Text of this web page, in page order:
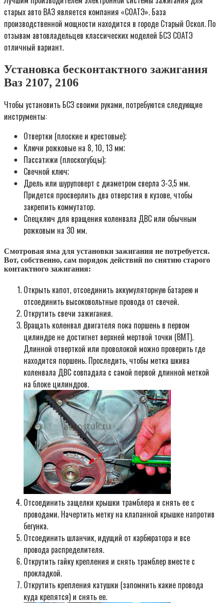
старых авто ВАЗ является компания «СОАТЭ». База
производственной мощности находится в городе Старый Оскол. По
отзывам автовладельцев классических моделей БСЗ СОАТЭ
отличный вариант.
Установка бесконтактного зажигания
Ваз 2107, 2106
Чтобы установить БСЗ своими руками, потребуются следующие
инструменты:
Отвертки (плоские и крестовые);
Ключи рожковые на 8, 10, 13 мм;
Пассатижи (плоскогубцы);
Свечной ключ;
Дрель или шуруповерт с диаметром сверла 3-3,5 мм.
Придется просверлить два отверстия в кузове, чтобы
закрепить коммутатор.
Спецключ для вращения коленвала ДВС или обычным
рожковым на 30 мм.
Смотровая яма для установки зажигания не потребуется.
Вот, собственно, сам порядок действий по снятию старого
контактного зажигания:
Открыть капот, отсоединить аккумуляторную батарею и
отсоединить высоковольтные провода от свечей.
Открутить свечи зажигания.
Вращать коленвал двигателя пока поршень в первом
цилиндре не достигнет верхней мертвой точки (ВМТ).
Длинной отверткой или проволокой можно проверить где
находится поршень. Проследить, чтобы метка шкива
коленвала ДВС совпадала с самой первой длинной меткой
на блоке цилиндров.
Отсоединить защелки крышки трамблера и снять ее с
проводами. Начертить метку на клапанной крышке напротив
бегунка.
Отсоединить шланчик, идущий от карбюратора и все
провода распределителя.
Открутить гайку крепления и снять трамблер вместе с
прокладкой.
Открутить крепления катушки (запомнить какие провода
куда крепятся) и снять ее.